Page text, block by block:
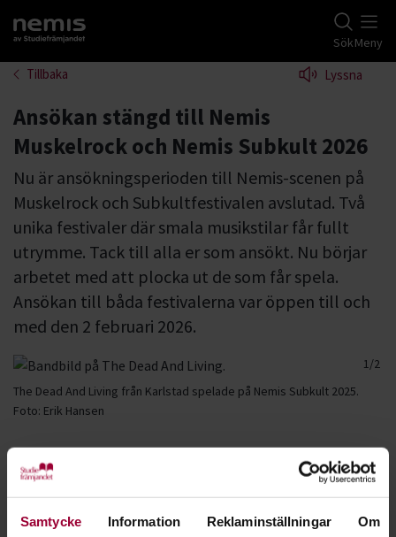
Samtycke Information Reklaminställningar Om
Gå till studiefrämjandets startsida SökMeny
Tillbaka Lyssna
Ansökan stängd till Nemis
Muskelrock och Nemis Subkult 2026
Nu är ansökningsperioden till Nemis-scenen på
Muskelrock och Subkultfestivalen avslutad. Två
unika festivaler där smala musikstilar får fullt
utrymme. Tack till alla er som ansökt. Nu börjar
arbetet med att plocka ut de som får spela.
Ansökan till båda festivalerna var öppen till och
med den 2 februari 2026.
1/2
The Dead And Living från Karlstad spelade på Nemis Subkult 2025.
Foto: Erik Hansen
2/2
Ansök till Nemis
– På både Muskelrock och Subkultfestivalen får vi möjlighet
att djupdyka i musikstilar som annars bara ges en ytlig plats